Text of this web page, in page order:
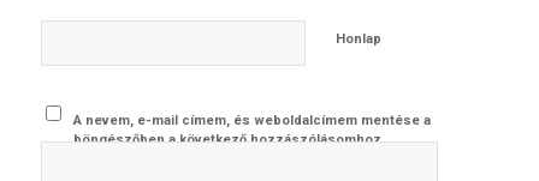
Honlap
A nevem, e-mail címem, és weboldalcímem mentése a
böngészőben a következő hozzászólásomhoz.